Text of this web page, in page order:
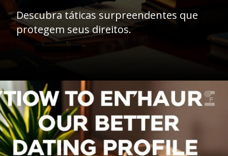
Descubra táticas surpreendentes que
protegem seus direitos.
Opening https://ademilsoncs.adv.br/